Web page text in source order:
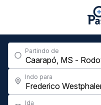
Partindo de
Indo para
Ida